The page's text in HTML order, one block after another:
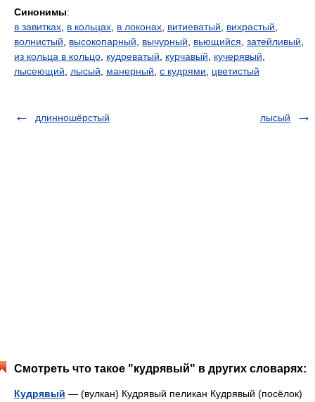
Синонимы:
в завитках в кольцах в локонах витиеватый вихрастый
волнистый
высокопарный вычурный вьющийся затейливый
из кольца в кольцо кудреватый курчавый кучерявый
лысеющий
лысый манерный с кудрями цветистый
длинношёрстый лысый
Смотреть что такое "кудрявый" в других словарях:
Кудрявый — (вулкан) Кудрявый пеликан Кудрявый (посёлок)